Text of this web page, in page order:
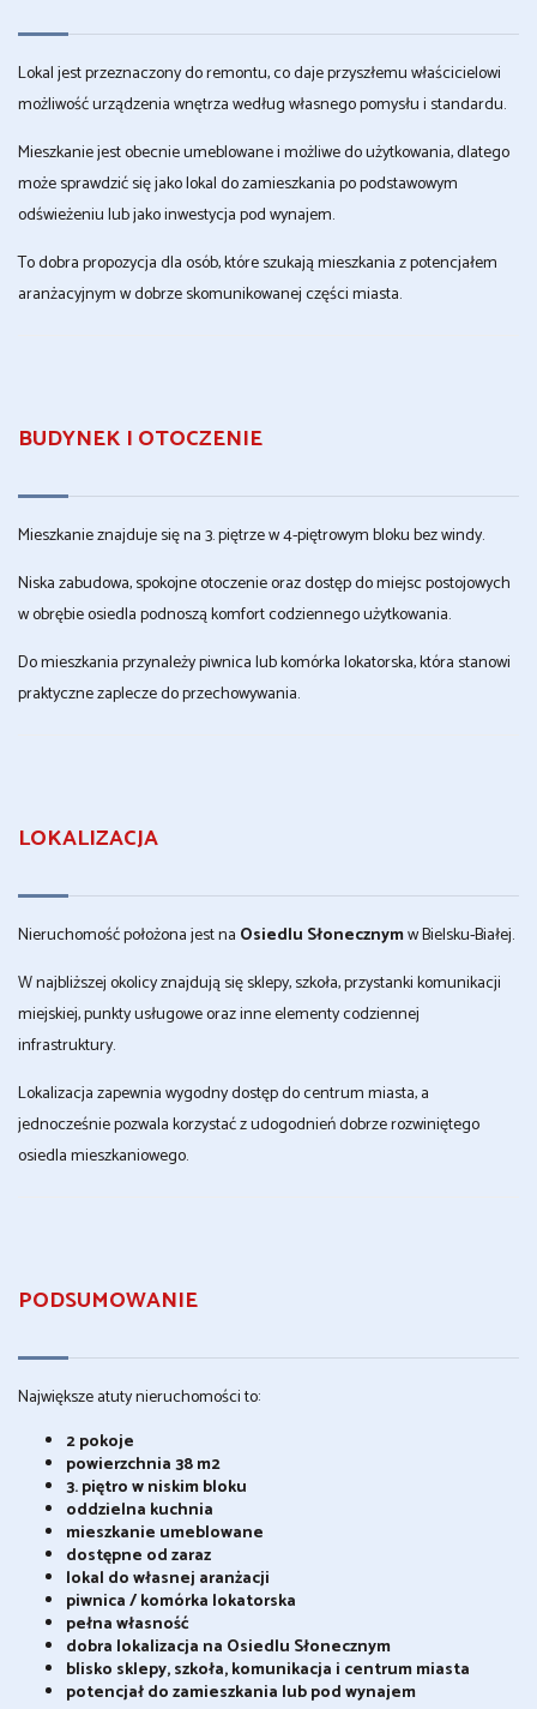
Lokal jest przeznaczony do remontu, co daje przyszłemu właścicielowi
możliwość urządzenia wnętrza według własnego pomysłu i standardu.
Mieszkanie jest obecnie umeblowane i możliwe do użytkowania, dlatego
może sprawdzić się jako lokal do zamieszkania po podstawowym
odświeżeniu lub jako inwestycja pod wynajem.
To dobra propozycja dla osób, które szukają mieszkania z potencjałem
aranżacyjnym w dobrze skomunikowanej części miasta.
BUDYNEK I OTOCZENIE
Mieszkanie znajduje się na 3. piętrze w 4-piętrowym bloku bez windy.
Niska zabudowa, spokojne otoczenie oraz dostęp do miejsc postojowych
w obrębie osiedla podnoszą komfort codziennego użytkowania.
Do mieszkania przynależy piwnica lub komórka lokatorska, która stanowi
praktyczne zaplecze do przechowywania.
LOKALIZACJA
Nieruchomość położona jest na Osiedlu Słonecznymw Bielsku-Białej.
W najbliższej okolicy znajdują się sklepy, szkoła, przystanki komunikacji
miejskiej, punkty usługowe oraz inne elementy codziennej
infrastruktury.
Lokalizacja zapewnia wygodny dostęp do centrum miasta, a
jednocześnie pozwala korzystać z udogodnień dobrze rozwiniętego
osiedla mieszkaniowego.
PODSUMOWANIE
Największe atuty nieruchomości to:
2 pokoje
powierzchnia 38 m2
3. piętro w niskim bloku
oddzielna kuchnia
mieszkanie umeblowane
dostępne od zaraz
lokal do własnej aranżacji
piwnica / komórka lokatorska
pełna własność
dobra lokalizacja na Osiedlu Słonecznym
blisko sklepy, szkoła, komunikacja i centrum miasta
potencjał do zamieszkania lub pod wynajem